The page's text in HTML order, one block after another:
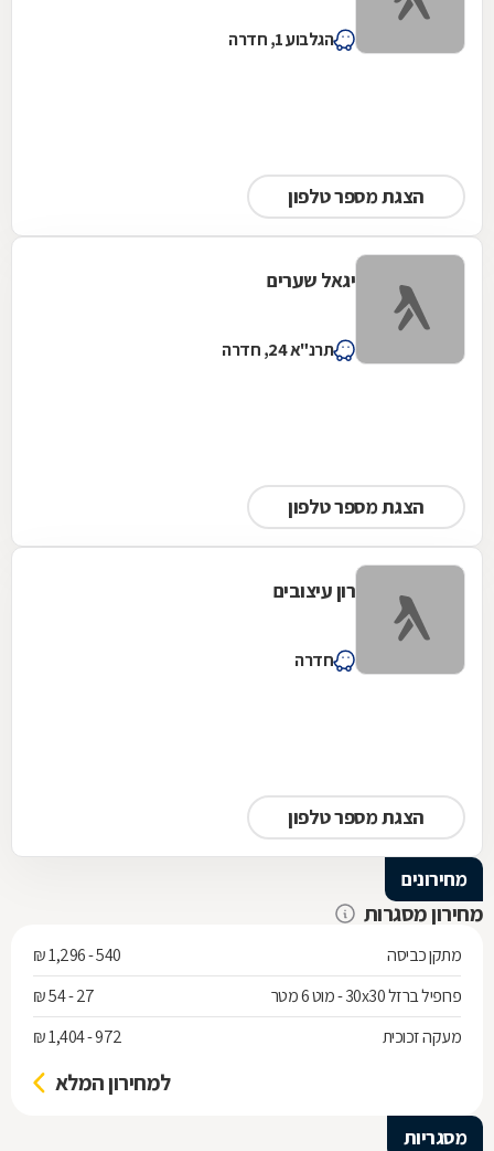
הגלבוע 1, חדרה
הצגת מספר טלפון
יגאל שערים
תרנ"א 24, חדרה
הצגת מספר טלפון
רון עיצובים
חדרה
הצגת מספר טלפון
מחירונים
מחירון מסגרות
מתקן כביסה
540 - 1,296 ₪
פרופיל ברזל 30x30 - מוט 6 מטר
27 - 54 ₪
מעקה זכוכית
972 - 1,404 ₪
למחירון המלא
מסגריות